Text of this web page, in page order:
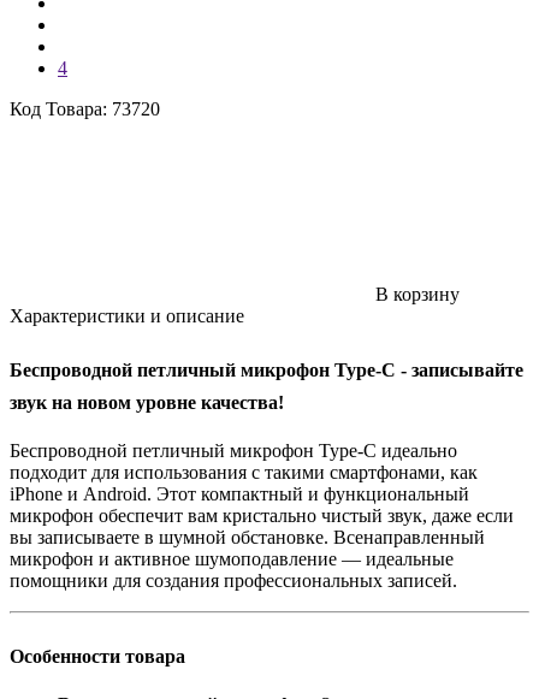
4
Код Товара: 73720
В корзину
Характеристики и описание
Беспроводной петличный микрофон Type-C - записывайте
звук на новом уровне качества!
Беспроводной петличный микрофон Type-C идеально
подходит для использования с такими смартфонами, как
iPhone и Android. Этот компактный и функциональный
микрофон обеспечит вам кристально чистый звук, даже если
вы записываете в шумной обстановке. Всенаправленный
микрофон и активное шумоподавление — идеальные
помощники для создания профессиональных записей.
Особенности товара